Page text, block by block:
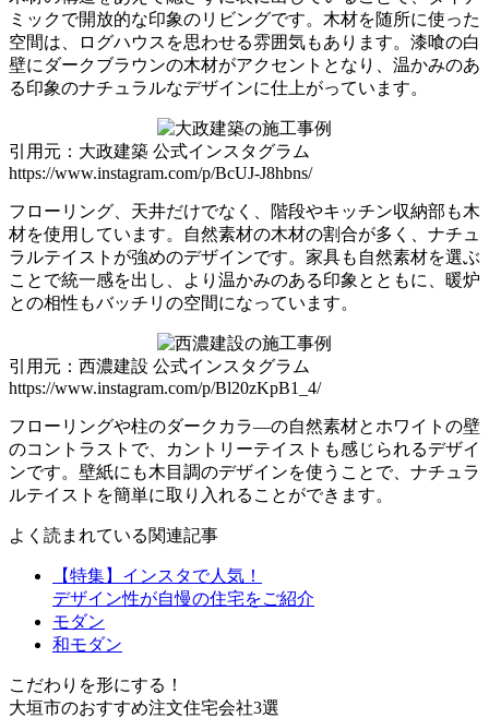
ミックで開放的な印象のリビングです。木材を随所に使った
空間は、ログハウスを思わせる雰囲気もあります。漆喰の白
壁にダークブラウンの木材がアクセントとなり、温かみのあ
る印象のナチュラルなデザインに仕上がっています。
引用元：大政建築 公式インスタグラム
https://www.instagram.com/p/BcUJ-J8hbns/
フローリング、天井だけでなく、階段やキッチン収納部も木
材を使用しています。自然素材の木材の割合が多く、ナチュ
ラルテイストが強めのデザインです。家具も自然素材を選ぶ
ことで統一感を出し、より温かみのある印象とともに、暖炉
との相性もバッチリの空間になっています。
引用元：西濃建設 公式インスタグラム
https://www.instagram.com/p/Bl20zKpB1_4/
フローリングや柱のダークカラ―の自然素材とホワイトの壁
のコントラストで、カントリーテイストも感じられるデザイ
ンです。壁紙にも木目調のデザインを使うことで、ナチュラ
ルテイストを簡単に取り入れることができます。
よく読まれている関連記事
【特集】インスタで人気！
デザイン性が自慢の住宅をご紹介
モダン
和モダン
こだわりを形にする！
大垣市のおすすめ注文住宅会社3選